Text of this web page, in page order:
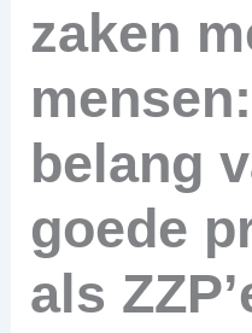
zaken
belang
goede
als